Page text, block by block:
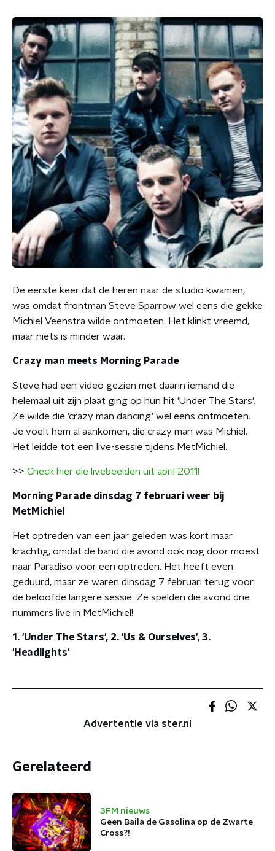
De eerste keer dat de heren naar de studio kwamen,
was omdat frontman Steve Sparrow wel eens die gekke
Michiel Veenstra wilde ontmoeten. Het klinkt vreemd,
maar niets is minder waar.
Crazy man meets Morning Parade
Steve had een video gezien met daarin iemand die
helemaal uit zijn plaat ging op hun hit 'Under The Stars'.
Ze wilde die 'crazy man dancing' wel eens ontmoeten.
Je voelt hem al aankomen, die crazy man was Michiel.
Het leidde tot een live-sessie tijdens MetMichiel.
>> Check hier die livebeelden uit april 2011!
Morning Parade dinsdag 7 februari weer bij
MetMichiel
Het optreden van een jaar geleden was kort maar
krachtig, omdat de band die avond ook nog door moest
naar Paradiso voor een optreden. Het heeft even
geduurd, maar ze waren dinsdag 7 februari terug voor
de beloofde langere sessie. Ze spelden die avond drie
nummers live in MetMichiel!
1. 'Under The Stars', 2. 'Us & Ourselves', 3.
'Headlights'
Advertentie via ster.nl
Gerelateerd
3FM nieuws
Geen Baila de Gasolina op de Zwarte
Cross?!